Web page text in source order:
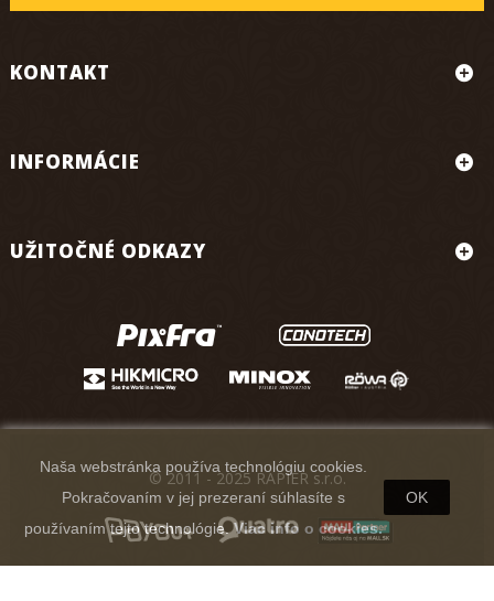
KONTAKT
INFORMÁCIE
UŽITOČNÉ ODKAZY
Naša webstránka používa technológiu cookies.
Pokračovaním v jej prezeraní súhlasíte s
používaním tejto technológie.Viac info o cookies.
OK
© 2011 - 2025 RAPIER s.r.o.